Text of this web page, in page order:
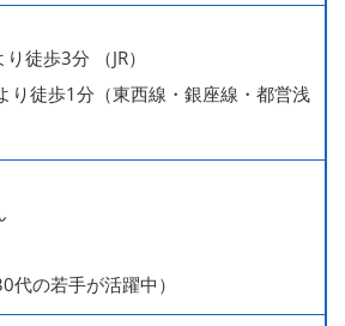
ない食 あり
徒歩3分 （JR）
り徒歩1分（東西線・銀座線・都営浅
代の若手が活躍中）